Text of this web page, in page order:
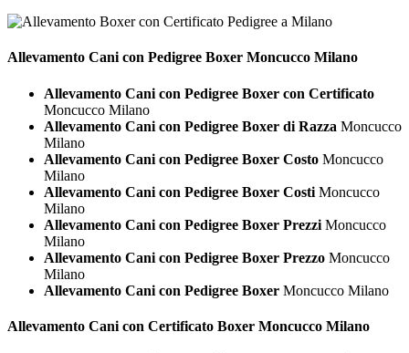
Allevamento Cani con Pedigree Boxer Moncucco Milano
Allevamento Cani con Pedigree Boxer con Certificato
Moncucco Milano
Allevamento Cani con Pedigree Boxer di Razza Moncucco
Milano
Allevamento Cani con Pedigree Boxer Costo Moncucco
Milano
Allevamento Cani con Pedigree Boxer Costi Moncucco
Milano
Allevamento Cani con Pedigree Boxer Prezzi Moncucco
Milano
Allevamento Cani con Pedigree Boxer Prezzo Moncucco
Milano
Allevamento Cani con Pedigree Boxer Moncucco Milano
Allevamento Cani con Certificato Boxer Moncucco Milano